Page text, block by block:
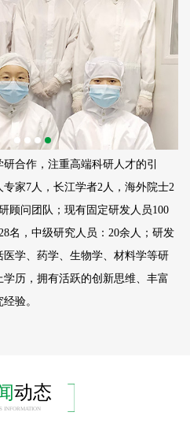
合作，注重高端科研人才的引
家7人，长江学者2人，海外院士2
顾问团队；现有固定研发人员100
名，中级研究人员：20余人；研发
学、药学、生物学、材料学等研
历，拥有活跃的创新思维、丰富
验。
动态
INFORMATION